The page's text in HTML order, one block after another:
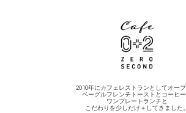
2010年にカフェレストランとしてオープ
ベーグルフレンチトーストとコーヒー
ワンプレートランチと
こだわりを少しだけ＋してきました。